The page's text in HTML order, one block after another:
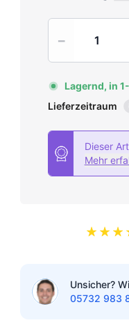
−
Lagernd, in
Lieferzeitraum
Dieser
Mehr
Unsicher?
05732 983